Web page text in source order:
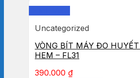
Uncategorized
VÒNG BÍT MÁY ĐO
HEM – FL31
390.000 ₫